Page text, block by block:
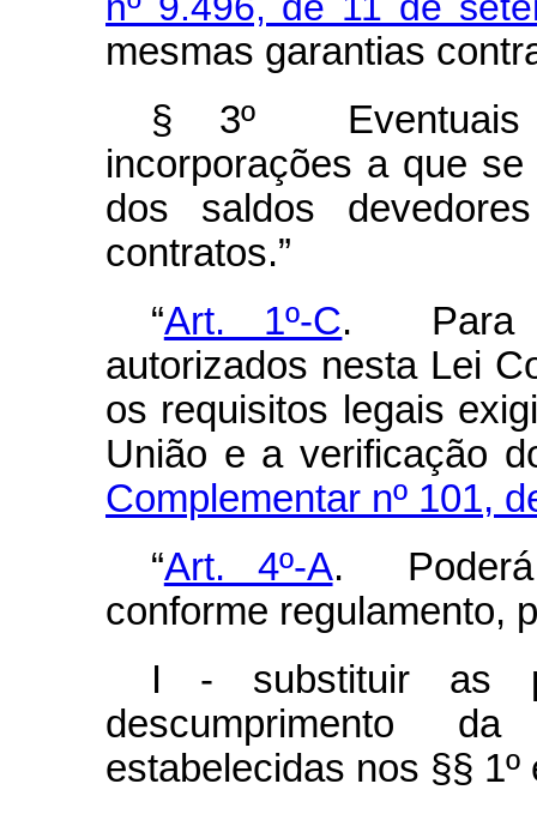
mesmas garantias
§ 3º Eventuais
incorporações a que
dos saldos
contratos.”
“Art. 1º-C. Para
autorizados nesta Lei
os requisitos legais
União e a verificação
Complementar nº 101,
“Art. 4º-A. Poderá
conforme regulamento,
I - substituir as
descumprimento
estabelecidas nos §§ 1º